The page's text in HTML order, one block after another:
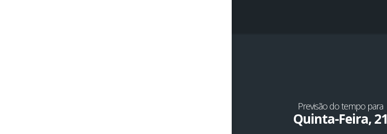
Previsão do tempo para
Quinta-Feira, 21